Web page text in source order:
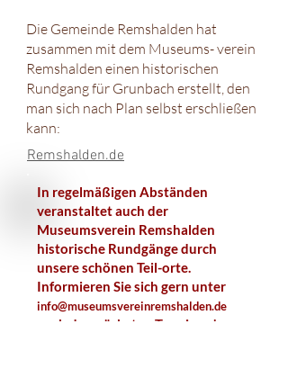
Die Gemeinde Remshalden hat
zusammen mit dem Museums- verein
Remshalden einen historischen
Rundgang für Grunbach erstellt, den
man sich nach Plan selbst erschließen
kann:
Remshalden.de
In regelmäßigen Abständen
veranstaltet auch der
Museumsverein Remshalden
historische Rundgänge durch
unsere schönen Teil-orte.
Informieren Sie sich gern unter
info@museumsvereinremshalden.de
nach den nächsten Terminen!